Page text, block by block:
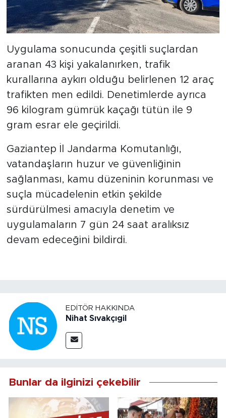
Uygulama sonucunda çeşitli suçlardan
aranan 43 kişi yakalanırken, trafik
kurallarına aykırı olduğu belirlenen 12 araç
trafikten men edildi. Denetimlerde ayrıca
96 kilogram gümrük kaçağı tütün ile 9
gram esrar ele geçirildi.
Gaziantep İl Jandarma Komutanlığı,
vatandaşların huzur ve güvenliğinin
sağlanması, kamu düzeninin korunması ve
suçla mücadelenin etkin şekilde
sürdürülmesi amacıyla denetim ve
uygulamaların 7 gün 24 saat aralıksız
devam edeceğini bildirdi.
EDITÖR HAKKINDA
Nihat Sıvakçıgil
Bunlar da ilginizi çekebilir